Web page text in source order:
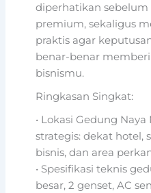
diperhatikan
premium, sekaligus
praktis agar
benar-benar
bisnismu.
Ringkasan Singkat:
• Lokasi Gedung
strategis: dekat hotel,
bisnis, dan area
• Spesifikasi teknis
besar, 2 genset, AC